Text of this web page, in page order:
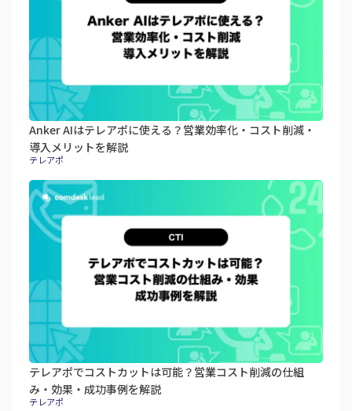
Anker AIはテレアポに使える？営業効率化・コスト削減・
導入メリットを解説
テレアポ
テレアポでコストカットは可能？営業コスト削減の仕組
み・効果・成功事例を解説
テレアポ